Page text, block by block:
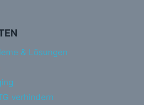
& Lösungen
verhindern